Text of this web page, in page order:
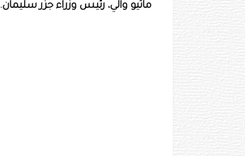
ماثيو والي، رئيس وزراء جزر سليمان.